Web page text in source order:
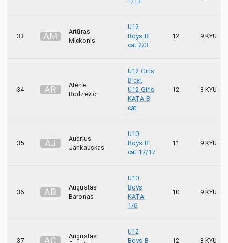
33 AM
Artūras
Mickonis
U12
Boys B
cat 2/3
12 9 KYU
34 AR
Atėnė
Rodzevič
U12 Girls
B cat
U12 Girls
KATA B
cat
12 8 KYU
35 AJ
Audrius
Jankauskas
U10
Boys B
cat 17/17
11 9 KYU
36 AB
Augustas
Baronas
U10
Boys
KATA
1/6
10 9 KYU
37 AČ
Augustas
U12
Boys B
12 8 KYU